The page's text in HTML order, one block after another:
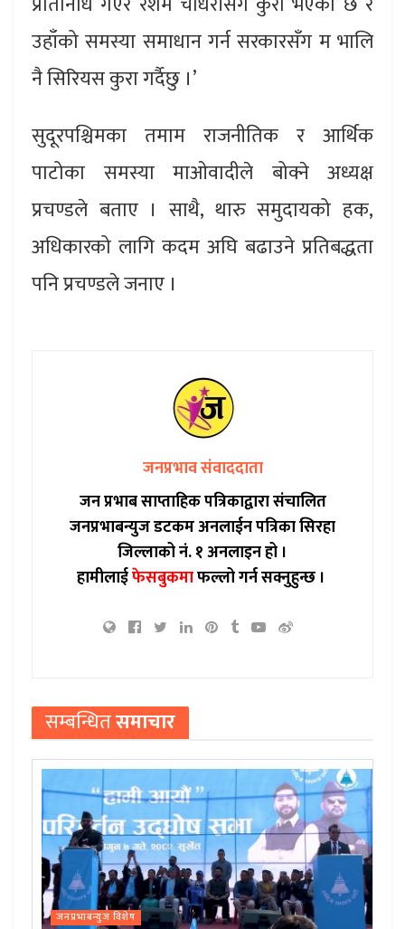
उहाँको समस्या समाधान गर्न सरकारसँग म भालि
नै सिरियस कुरा गर्दैछु ।’
सुदूरपश्चिमका तमाम राजनीतिक र आर्थिक
पाटोका समस्या माओवादीले बोक्ने अध्यक्ष
प्रचण्डले बताए । साथै, थारु समुदायको हक,
अधिकारको लागि कदम अघि बढाउने प्रतिबद्धता
पनि प्रचण्डले जनाए ।
जनप्रभाव संवाददाता
जन प्रभाब साप्ताहिक पत्रिकाद्वारा संचालित
जनप्रभाबन्युज डटकम अनलाईन पत्रिका सिरहा
जिल्लाको नं. १ अनलाइन हो ।
हामीलाईफेसबुकमाफल्लो गर्न सक्नुहुन्छ ।
सम्बन्धितसमाचार
जनप्रभाबन्युज विशेष